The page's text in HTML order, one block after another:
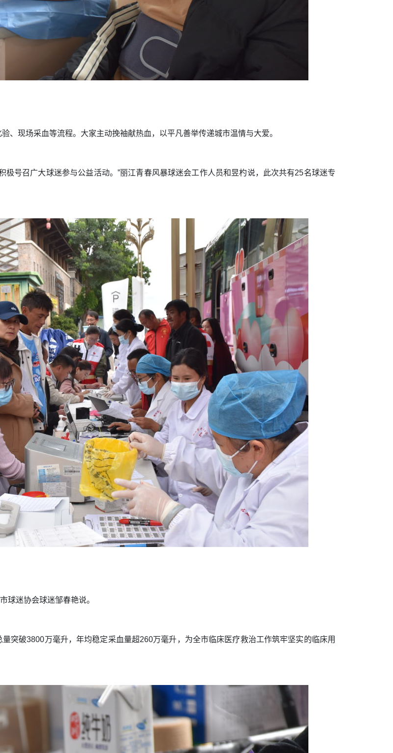
、现场采血等流程。大家主动挽袖献热血，以平凡善举传递城市温情与大爱。
极号召广大球迷参与公益活动。”丽江青春风暴球迷会工作人员和昱杓说，此次共有25名球迷专
球迷协会球迷邹春艳说。
突破3800万毫升，年均稳定采血量超260万毫升，为全市临床医疗救治工作筑牢坚实的临床用